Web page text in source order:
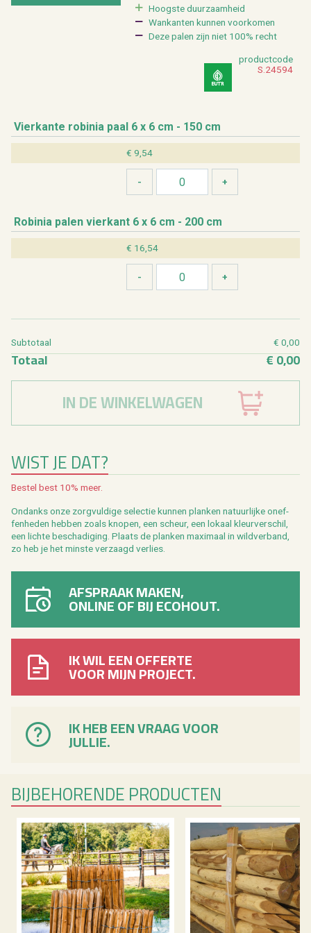
Hoog­ste duur­zaam­heid
Wan­kan­ten kun­nen voor­ko­men
Deze palen zijn niet 100% recht
product­code
S.24594
Vier­kan­te ro­bi­nia paal 6 x 6 cm - 150 cm
€ 9,54
Ro­bi­nia palen vier­kant 6 x 6 cm - 200 cm
€ 16,54
WIST JE DAT?
Be­stel best 10% meer.
On­danks onze zorg­vul­di­ge se­lec­tie kun­nen plan­ken na­tuur­lij­ke on­ef­
fen­he­den heb­ben zoals kno­pen, een scheur, een lo­kaal kleur­ver­schil,
een lich­te be­scha­di­ging. Plaats de plan­ken maxi­maal in wild­ver­band,
zo heb je het min­ste ver­zaagd ver­lies.
Sub­to­taal € 0,00
To­taal € 0,00
IN DE WINKELWAGEN
AFSPRAAK MAKEN,
ONLINE OF BIJ ECOHOUT.
IK WIL EEN OFFERTE
VOOR MIJN PROJECT.
IK HEB EEN VRAAG VOOR
JULLIE.
BIJ­BE­HO­REN­DE PRO­DUC­TEN